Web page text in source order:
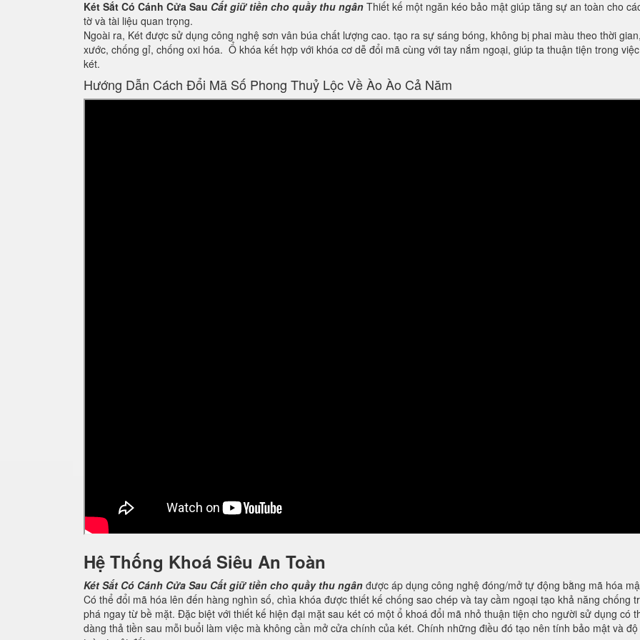
Két Sắt Có Cánh Cửa Sau Cất giữ tiền cho quầy thu ngân Thiết kế một ngăn kéo bảo mật giúp tăng sự an toàn cho
tờ và tài liệu quan trọng.
Ngoài ra, Két được sử dụng công nghệ sơn vân búa chất lượng cao. tạo ra sự sáng bóng, không bị phai màu theo thời
xước, chống gỉ, chống oxi hóa. Ổ khóa kết hợp với khóa cơ dễ đổi mã cùng với tay nắm ngoại, giúp ta thuận tiện trong
két.
Hướng Dẫn Cách Đổi Mã Số Phong Thuỷ Lộc Về Ào Ào Cả Năm
Hệ Thống Khoá Siêu An Toàn
Két Sắt Có Cánh Cửa Sau Cất giữ tiền cho quầy thu ngân được áp dụng công nghệ đóng/mở tự động bằng mã hóa
Có thể đổi mã hóa lên đến hàng nghìn số, chìa khóa được thiết kế chống sao chép và tay cầm ngoại tạo khả năng chống
phá ngay từ bề mặt. Đặc biệt với thiết kế hiện đại mặt sau két có một ổ khoá đổi mã nhỏ thuận tiện cho người sử dụng có
dàng thả tiền sau mỗi buổi làm việc mà không cần mở cửa chính của két. Chính những điều đó tạo nên tính bảo mật và độ